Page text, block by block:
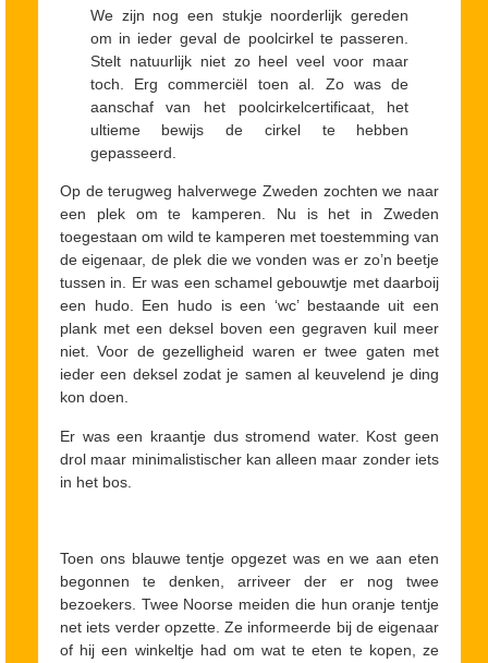
We zijn nog een stukje noorderlijk gereden
om in ieder geval de poolcirkel te passeren.
Stelt natuurlijk niet zo heel veel voor maar
toch. Erg commerciël toen al. Zo was de
aanschaf van het poolcirkelcertificaat, het
ultieme bewijs de cirkel te hebben
gepasseerd.
Op de terugweg halverwege Zweden zochten we naar
een plek om te kamperen. Nu is het in Zweden
toegestaan om wild te kamperen met toestemming van
de eigenaar, de plek die we vonden was er zo’n beetje
tussen in. Er was een schamel gebouwtje met daarboij
een hudo. Een hudo is een ‘wc’ bestaande uit een
plank met een deksel boven een gegraven kuil meer
niet. Voor de gezelligheid waren er twee gaten met
ieder een deksel zodat je samen al keuvelend je ding
kon doen.
Er was een kraantje dus stromend water. Kost geen
drol maar minimalistischer kan alleen maar zonder iets
in het bos.
Toen ons blauwe tentje opgezet was en we aan eten
begonnen te denken, arriveer der er nog twee
bezoekers. Twee Noorse meiden die hun oranje tentje
net iets verder opzette. Ze informeerde bij de eigenaar
of hij een winkeltje had om wat te eten te kopen, ze